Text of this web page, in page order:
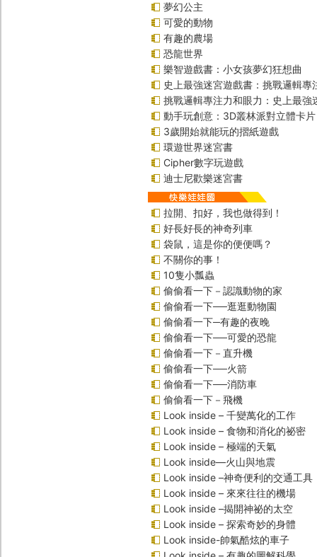
夢幻公主
可愛的動物
有趣的農場
恐龍世界
樂智遊戲書：小女孩夢幻狂想曲
史上最強迷宮遊戲書：挑戰邏輯專
挑戰邏輯專注力和眼力：史上最強
動手玩創意：3D叢林派對立體卡片
3歲開始就能玩的摺紙遊戲
環遊世界迷宮書
Cipher數字玩遊戲
迪士尼歡樂迷宮書
拉開、扣好，我也做得到！
好長好長的神奇列車
袋鼠，這是你的便便嗎？
不關你的事！
10隻小瓢蟲
偷偷看一下－認識動物的家
偷偷看一下──逛逛動物園
偷偷看一下─有趣的夜晚
偷偷看一下──可愛的恐龍
偷偷看一下－直升機
偷偷看一下──火箭
偷偷看一下──消防車
偷偷看一下－飛機
Look inside – 千變萬化的工作
Look inside – 食物和消化的祕密
Look inside – 極端的天氣
Look inside—火山與地震
Look inside –神奇便利的交通工具
Look inside – 來來往往的機場
Look inside –揭開神祕的太空
Look inside – 探索奇妙的身體
Look inside-帥氣酷炫的車子